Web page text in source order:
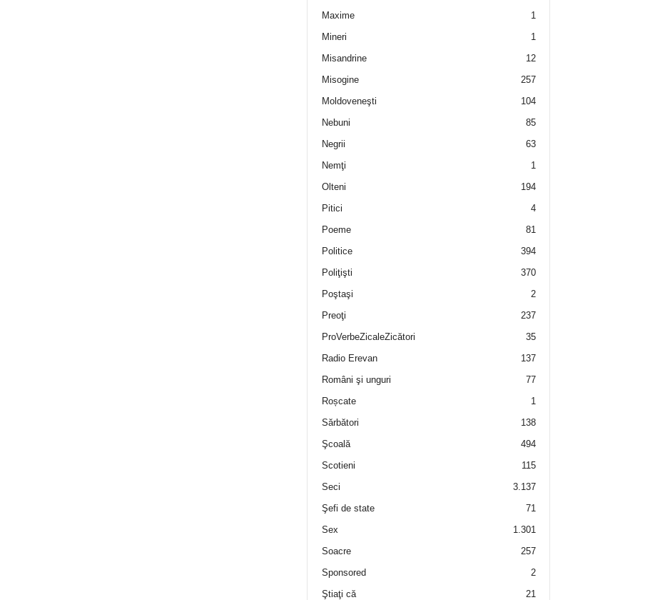
Maxime
1
Mineri
1
Misandrine
12
Misogine
257
Moldoveneşti
104
Nebuni
85
Negrii
63
Nemţi
1
Olteni
194
Pitici
4
Poeme
81
Politice
394
Poliţişti
370
Poştaşi
2
Preoţi
237
ProVerbeZicaleZicători
35
Radio Erevan
137
Români şi unguri
77
Roșcate
1
Sărbători
138
Şcoală
494
Scotieni
115
Seci
3.137
Şefi de state
71
Sex
1.301
Soacre
257
Sponsored
2
Ştiaţi că
21